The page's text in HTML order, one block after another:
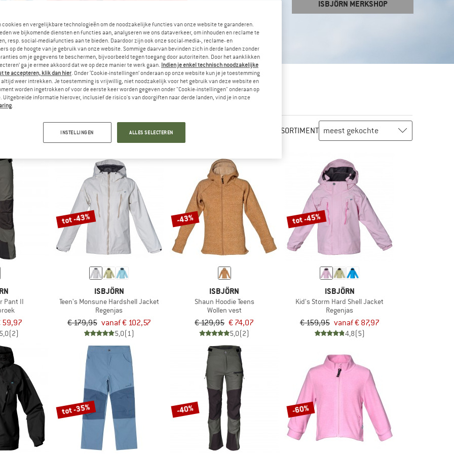
ISBJÖRN MERKSHOP
ASSORTIMENT
Pant II
59,97
5,0(2)
tot -43%
ISBJÖRN
Teen's Monsune Hardshell Jacket
Regenjas
€ 179,95 vanaf € 102,57
5,0(1)
-43%
ISBJÖRN
Shaun Hoodie Teens
Wollen vest
€ 129,95 € 74,07
5,0(2)
tot -45%
ISBJÖRN
Kid's Storm Hard Shell Jacket
Regenjas
€ 159,95 vanaf € 87,97
4,8(5)
tot -35% -40% -60%
cookies en vergelijkbare technologieën om de noodzakelijke functies van onze website te garanderen.
we bijkomende diensten en functies aan, analyseren we ons dataverkeer, om inhouden en reclame te
resp. social-mediafuncties aan te bieden. Daardoor zijn ook onze social-media-, reclame- en
op de hoogte van je gebruik van onze website. Sommige daarvan bevinden zich in derde landen zonder
om je gegevens te beschermen, bijvoorbeeld tegen toegang door autoriteiten. Door het aanklikken
ga je ermee akkoord dat we op deze manier te werk gaan. Indien je enkel technisch noodzakelijke
te accepteren, klik dan hier. Onder ‘Cookie-instellingen’ onderaan op onze website kun je je toestemming
altijd weer intrekken. Je toestemming is vrijwillig, niet noodzakelijk voor het gebruik van deze website en
worden ingetrokken of voor de eerste keer worden gegeven onder "Cookie-instellingen" onderaan op
Uitgebreide informatie hierover, inclusief de risico's van doorgiften naar derde landen, vind je in onze
.
INSTELLINGEN ALLES SELECTEREN